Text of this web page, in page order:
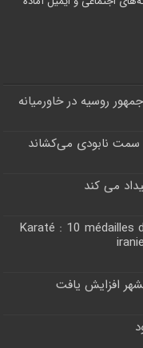
روسیه در خاورمیانه
نابودی می‌کشاند
می کند
Karaté : 10 médailles
افزایش یافت